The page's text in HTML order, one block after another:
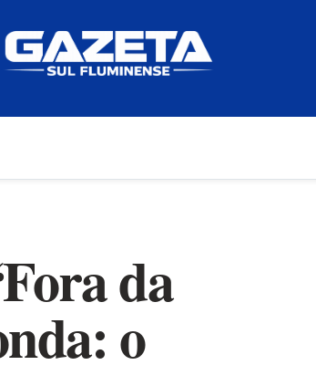
da
o